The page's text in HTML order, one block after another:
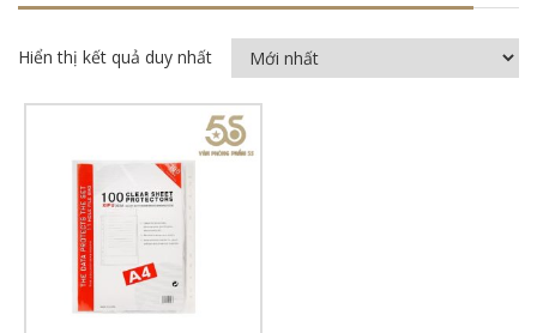
Hiển thị kết quả duy nhất